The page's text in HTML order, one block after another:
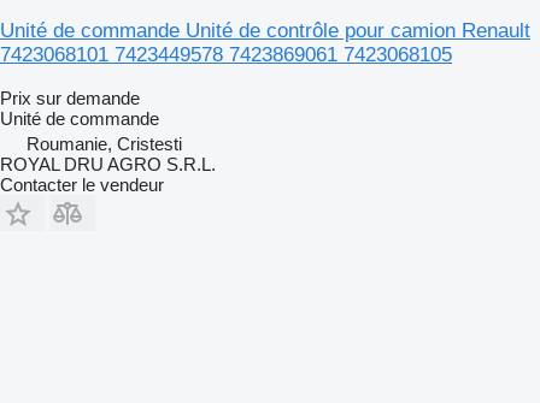
Unité de commande Unité de contrôle pour camion Renault
7423068101 7423449578 7423869061 7423068105
Prix sur demande
Unité de commande
Roumanie, Cristesti
ROYAL DRU AGRO S.R.L.
Contacter le vendeur